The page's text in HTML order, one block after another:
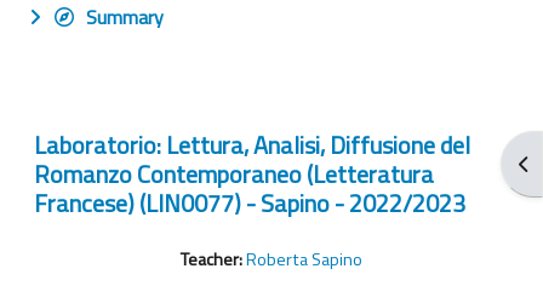
Summary
Laboratorio: Lettura, Analisi, Diffusione del
Romanzo Contemporaneo (Letteratura
Francese) (LIN0077) - Sapino - 2022/2023
Teacher:Roberta Sapino